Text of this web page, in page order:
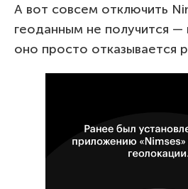
А вот совсем отключить
геоданным не получится —
оно просто отказывается